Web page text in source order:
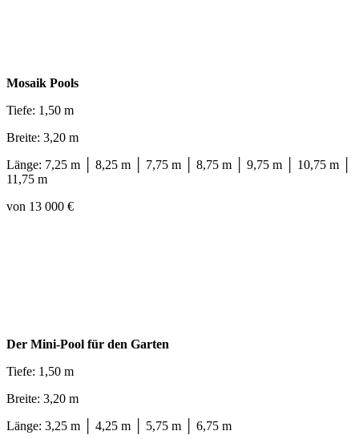
Mosaik Pools
Tiefe: 1,50 m
Breite: 3,20 m
Länge: 7,25 m │ 8,25 m │ 7,75 m │ 8,75 m │ 9,75 m │ 10,75 m │
11,75 m
von 13 000 €
Der Mini-Pool für den Garten
Tiefe: 1,50 m
Breite: 3,20 m
Länge: 3,25 m │ 4,25 m │ 5,75 m │ 6,75 m